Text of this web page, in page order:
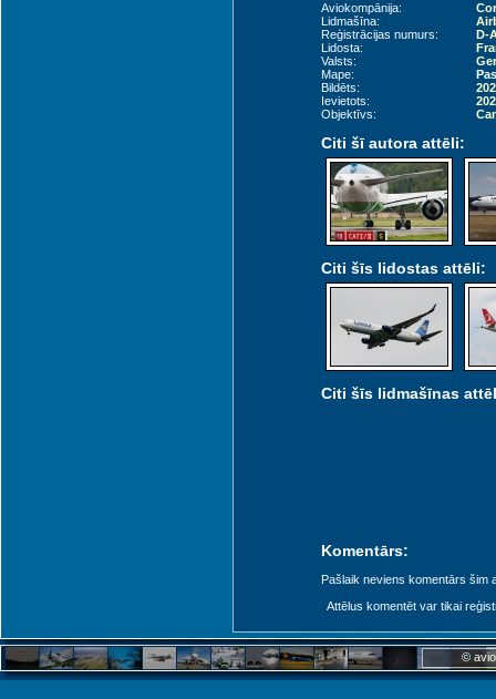
Aviokompānija:
Lidmašīna:
Reģistrācijas numurs:
D-
Lidosta:
Valsts:
Mape:
Bildēts:
Ievietots:
Objektīvs:
Citi šī autora attēli:
Citi šīs lidostas attēli:
Citi šīs lidmašīnas
Komentārs:
Pašlaik neviens komentārs šim
Attēlus komentēt var tikai
©